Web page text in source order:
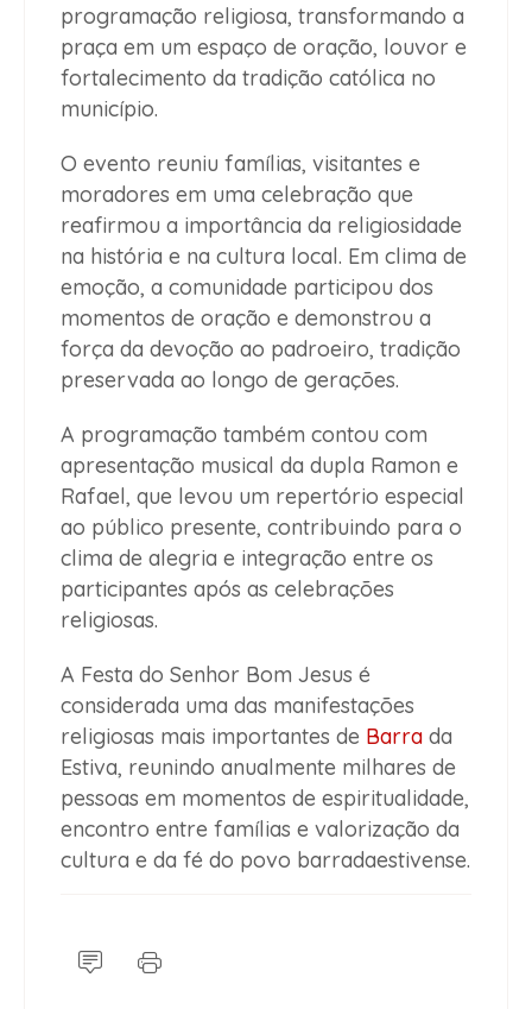
programação religiosa, transformando a
praça em um espaço de oração, louvor e
fortalecimento da tradição católica no
município.
O evento reuniu famílias, visitantes e
moradores em uma celebração que
reafirmou a importância da religiosidade
na história e na cultura local. Em clima de
emoção, a comunidade participou dos
momentos de oração e demonstrou a
força da devoção ao padroeiro, tradição
preservada ao longo de gerações.
A programação também contou com
apresentação musical da dupla Ramon e
Rafael, que levou um repertório especial
ao público presente, contribuindo para o
clima de alegria e integração entre os
participantes após as celebrações
religiosas.
A Festa do Senhor Bom Jesus é
considerada uma das manifestações
religiosas mais importantes de Barra da
Estiva, reunindo anualmente milhares de
pessoas em momentos de espiritualidade,
encontro entre famílias e valorização da
cultura e da fé do povo barradaestivense.